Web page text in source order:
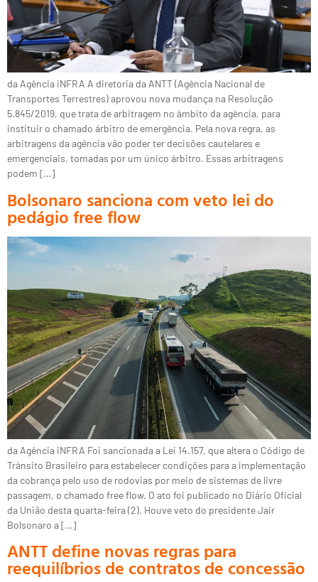
da Agência iNFRA A diretoria da ANTT (Agência Nacional de
Transportes Terrestres) aprovou nova mudança na Resolução
5.845/2019, que trata de arbitragem no âmbito da agência, para
instituir o chamado árbitro de emergência. Pela nova regra, as
arbitragens da agência vão poder ter decisões cautelares e
emergenciais, tomadas por um único árbitro. Essas arbitragens
podem […]
Bolsonaro sanciona com veto lei do
pedágio free flow
da Agência iNFRA Foi sancionada a Lei 14.157, que altera o Código de
Trânsito Brasileiro para estabelecer condições para a implementação
da cobrança pelo uso de rodovias por meio de sistemas de livre
passagem, o chamado free flow. O ato foi publicado no Diário Oficial
da União desta quarta-feira (2). Houve veto do presidente Jair
Bolsonaro a […]
ANTT define novas regras para
reequilíbrios de contratos de concessão